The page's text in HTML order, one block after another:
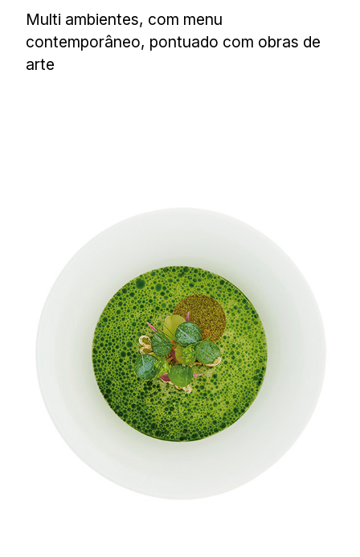
Multi ambientes, com menu
contemporâneo, pontuado com obras de
arte